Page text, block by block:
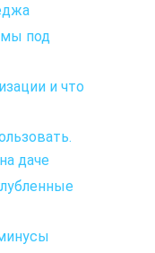
под
и что
даче